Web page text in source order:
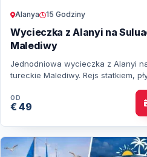
Alanya 15 Godziny
Wycieczka z Alanyi na
Malediwy
Jednodniowa wycieczka z Alanyi
tureckie Malediwy. Rejs statkiem,
OD
€ 49